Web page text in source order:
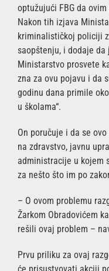
optužujući FBG da
Nakon tih izjava
kriminalističkoj policiji
saopštenju, i dodaje
Ministarstvo prosvete
zna za ovu pojavu i da
godinu dana primile
u školama“.
On poručuje i da se
na zdravstvo, javnu
administracije u kojem
za nešto što im po
– O ovom problemu
Žarkom Obradovićem
rešili ovaj problem –
Prvu priliku za ovaj
će prisustvovati akciji